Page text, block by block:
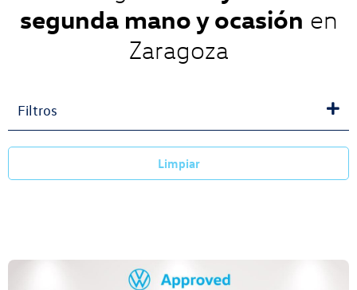
segunda mano y ocasión en
Zaragoza
Filtros
Limpiar